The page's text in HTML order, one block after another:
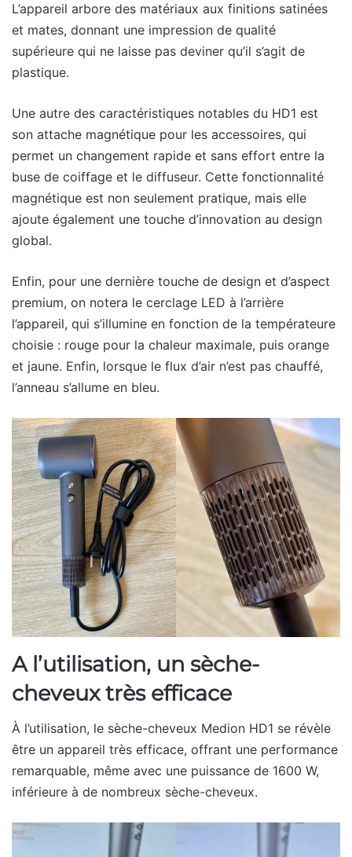
L’appareil arbore des matériaux aux finitions satinées
et mates, donnant une impression de qualité
supérieure qui ne laisse pas deviner qu’il s’agit de
plastique.
Une autre des caractéristiques notables du HD1 est
son attache magnétique pour les accessoires, qui
permet un changement rapide et sans effort entre la
buse de coiffage et le diffuseur. Cette fonctionnalité
magnétique est non seulement pratique, mais elle
ajoute également une touche d’innovation au design
global.
Enfin, pour une dernière touche de design et d’aspect
premium, on notera le cerclage LED à l’arrière
l’appareil, qui s’illumine en fonction de la températeure
choisie : rouge pour la chaleur maximale, puis orange
et jaune. Enfin, lorsque le flux d’air n’est pas chauffé,
l’anneau s’allume en bleu.
A l’utilisation, un sèche-
cheveux très efficace
À l’utilisation, le sèche-cheveux Medion HD1 se révèle
être un appareil très efficace, offrant une performance
remarquable, même avec une puissance de 1600 W,
inférieure à de nombreux sèche-cheveux.